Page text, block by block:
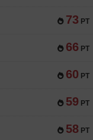
73 PT
66 PT
60 PT
59 PT
58 PT